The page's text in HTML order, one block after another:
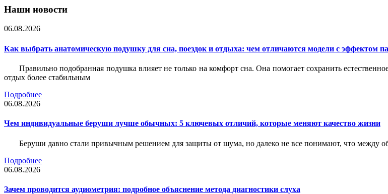
Наши новости
06.08.2026
Как выбрать анатомическую подушку для сна, поездок и отдыха: чем отличаются модели с эффектом
Правильно подобранная подушка влияет не только на комфорт сна. Она помогает сохранить
отдых более стабильным
Подробнее
06.08.2026
Чем индивидуальные беруши лучше обычных: 5 ключевых отличий, которые меняют качество жизни
Беруши давно стали привычным решением для защиты от шума, но далеко не все понимают, что между
Подробнее
06.08.2026
Зачем проводится аудиометрия: подробное объяснение метода диагностики слуха